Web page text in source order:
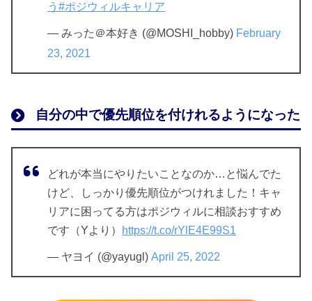
う #ポジウィルキャリア
— みった＠本好き (@MOSHI_hobby) February
23, 2021
自分の中で優先順位を付けれるようになった
どれが本当にやりたいことなのか…と悩んでた
けど、しっかり優先順位がつけれました！キャ
リアに困ってる方はポジウィルに相談おすすめ
です（Yより）
https://t.co/rYlE4E99S1
— ヤヨイ (@yayugl) April 25, 2022